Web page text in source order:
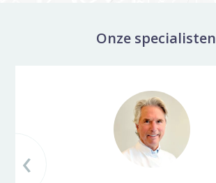
Onze specialisten
Vorige slide
‹